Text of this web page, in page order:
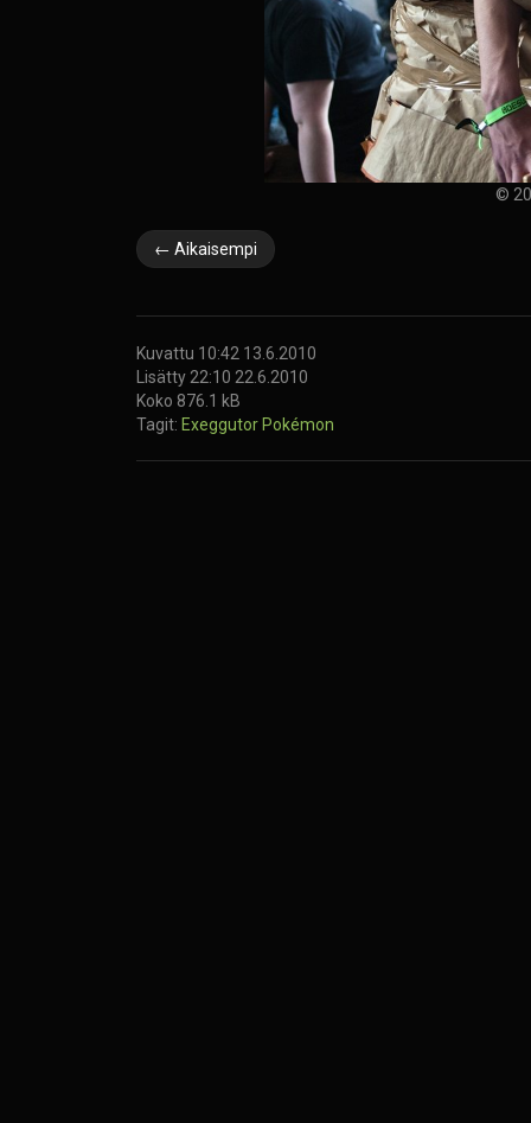
©
← Aikaisempi
Kuvattu 10:42 13.6.2010
Lisätty 22:10 22.6.2010
Koko 876.1 kB
Tagit: Exeggutor Pokémon